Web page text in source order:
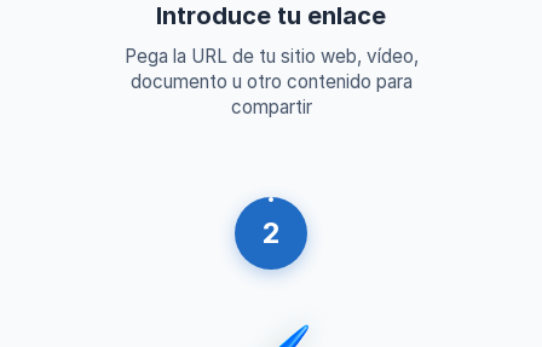
Introduce tu enlace
Pega la URL de tu sitio web, vídeo,
documento u otro contenido para
compartir
2